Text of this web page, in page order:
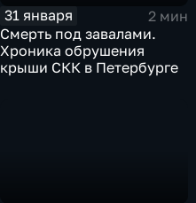
31 января
2 мин
Смерть под завалами.
Хроника обрушения
крыши СКК в Петербурге